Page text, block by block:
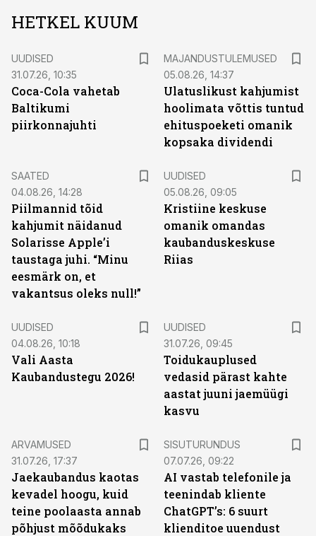
HETKEL KUUM
UUDISED
31.07.26, 10:35
Coca-Cola vahetab
Baltikumi
piirkonnajuhti
MAJANDUSTULEMUSED
05.08.26, 14:37
Ulatuslikust kahjumist
hoolimata võttis tuntud
ehituspoeketi omanik
kopsaka dividendi
SAATED
04.08.26, 14:28
Piilmannid tõid
kahjumit näidanud
Solarisse Apple’i
taustaga juhi. “Minu
eesmärk on, et
vakantsus oleks null!”
UUDISED
05.08.26, 09:05
Kristiine keskuse
omanik omandas
kaubanduskeskuse
Riias
UUDISED
04.08.26, 10:18
Vali Aasta
Kaubandustegu 2026!
UUDISED
31.07.26, 09:45
Toidukauplused
vedasid pärast kahte
aastat juuni jaemüügi
kasvu
ARVAMUSED
31.07.26, 17:37
Jaekaubandus kaotas
kevadel hoogu, kuid
teine poolaasta annab
põhjust mõõdukaks
SISUTURUNDUS
07.07.26, 09:22
AI vastab telefonile ja
teenindab kliente
ChatGPT’s: 6 suurt
klienditoe uuendust